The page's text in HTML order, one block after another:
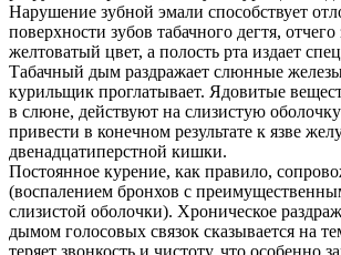
Нарушение зубной эмали способствует
поверхности зубов табачного дегтя,
желтоватый цвет, а полость рта издает
Табачный дым раздражает слюнные
курильщик проглатывает. Ядовитые
в слюне, действуют на слизистую
привести в конечном результате к язве
двенадцатиперстной кишки.
Постоянное курение, как правило,
(воспалением бронхов с
слизистой оболочки). Хроническое
дымом голосовых связок сказывается на
теряет звонкость и чистоту, что особенно